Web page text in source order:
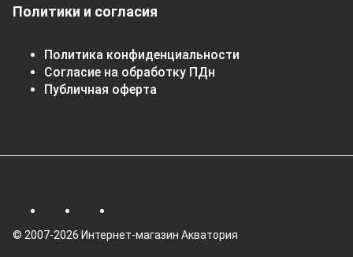
Политики и согласия
Политика конфиденциальности
Согласие на обработку ПДн
Публичная оферта
© 2007-2026 Интернет-магазин Акватория